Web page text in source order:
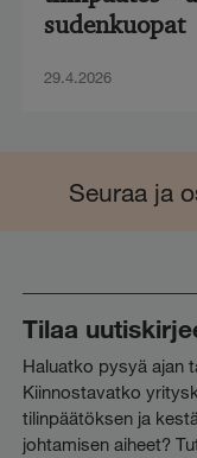
sudenkuopat
29.4.2026
Seuraa ja
Tilaa
Haluatko pysyä ajan
Kiinnostavatko
tilinpäätöksen ja
johtamisen aiheet?